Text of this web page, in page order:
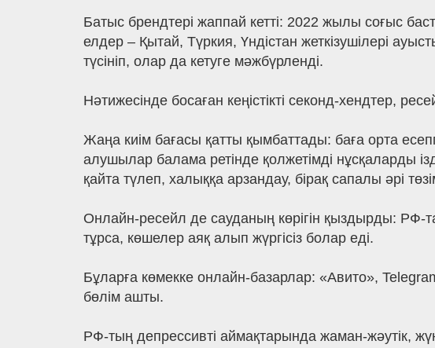
Батыс брендтері жаппай кетті: 2022 жылы соғыс
елдер – Қытай, Түркия, Үндістан жеткізушілері
түсініп, олар да кетуге мәжбүрленді.
Нәтижесінде босаған кеңістікті секонд-хендтер,
Жаңа киім бағасы қатты қымбаттады: баға орта
алушылар балама ретінде қолжетімді нұсқаларды
қайта түлеп, халыққа арзандау, бірақ сапалы әрі
Онлайн-ресейл де сауданың көрігін қыздырды:
тұрса, көшелер аяқ алып жүргісіз болар еді.
Бұларға көмекке онлайн-базарлар: «Авито»,
бөлім ашты.
РФ-тың депрессивті аймақтарында жаман-жәутік,